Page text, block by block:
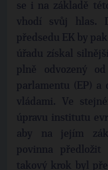
se i na základě
vhodí svůj hlas.
předsedu EK by
úřadu získal
plně odvozený
parlamentu (EP) a
vládami. Ve
úpravu institutu
aby na jejím
povinna
takový krok byl